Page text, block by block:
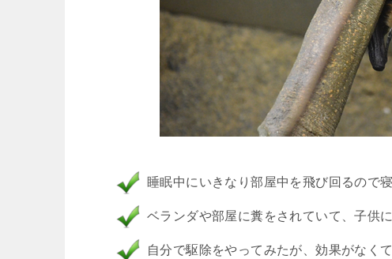
睡眠中にいきなり部屋中を飛び回るので
ベランダや部屋に糞をされていて、子供
自分で駆除をやってみたが、効果がなく